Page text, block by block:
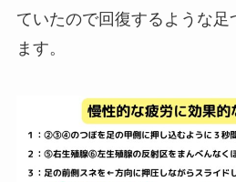
ていたので回復するような足
ます。